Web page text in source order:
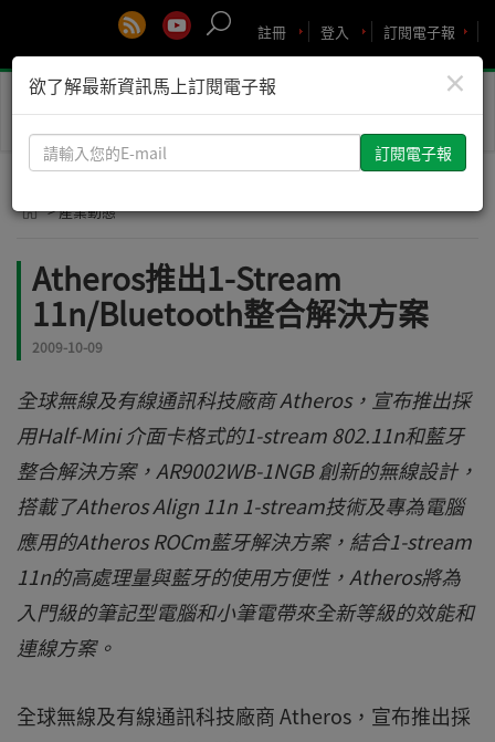
訂閱電子報
登入
註冊
Toggle
> 產業動態
Atheros推出1-Stream
11n/Bluetooth整合解決方案
2009-10-09
全球無線及有線通訊科技廠商 Atheros，宣布推出採
用Half-Mini 介面卡格式的1-stream 802.11n和藍牙
整合解決方案，AR9002WB-1NGB 創新的無線設計，
搭載了Atheros Align 11n 1-stream技術及專為電腦
應用的Atheros ROCm藍牙解決方案，結合1-stream
11n的高處理量與藍牙的使用方便性，Atheros將為
入門級的筆記型電腦和小筆電帶來全新等級的效能和
連線方案。
全球無線及有線通訊科技廠商 Atheros，宣布推出採
×
欲了解最新資訊馬上訂閱電子報
請
輸
您
E-
mail